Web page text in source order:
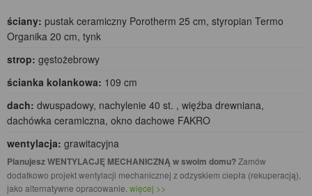
ściany: pustak ceramiczny Porotherm 25 cm, styropian Termo
Organika 20 cm, tynk
strop: gęstożebrowy
ścianka kolankowa: 109 cm
dach: dwuspadowy, nachylenie 40 st. , więźba drewniana,
dachówka ceramiczna, okno dachowe FAKRO
wentylacja: grawitacyjna
Planujesz WENTYLACJĘ MECHANICZNĄ w swoim domu?Zamów
dodatkowo projekt wentylacji mechanicznej z odzyskiem ciepła (rekuperacją),
jako alternatywne opracowanie. więcej >>